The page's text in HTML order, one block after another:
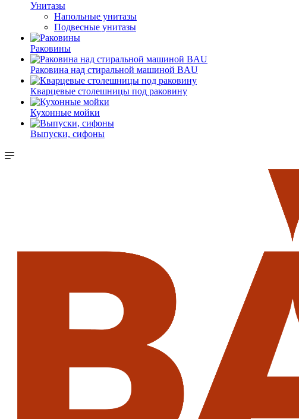
Унитазы
Напольные унитазы
Подвесные унитазы
Раковины
Раковина над стиральной машиной BAU
Кварцевые столешницы под раковину
Кухонные мойки
Выпуски, сифоны